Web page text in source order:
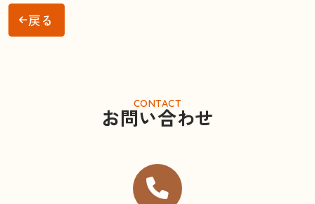
戻る
お問い合わせ
CONTACT